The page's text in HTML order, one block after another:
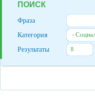
ПОИСК
Фраза
Категория
-
Результаты